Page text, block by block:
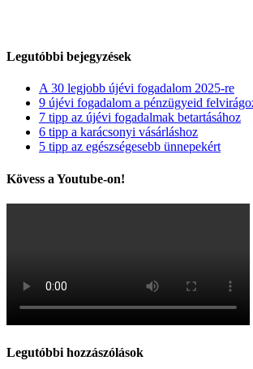
Legutóbbi bejegyzések
A 30 legjobb újévi fogadalom 2025-re
9 újévi fogadalom a pénzügyeid
7 tipp az újévi fogadalmak betartásához
6 tipp a karácsonyi vásárláshoz
5 tipp az egészségesebb ünnepekért
Kövess a Youtube-on!
Legutóbbi hozzászólások